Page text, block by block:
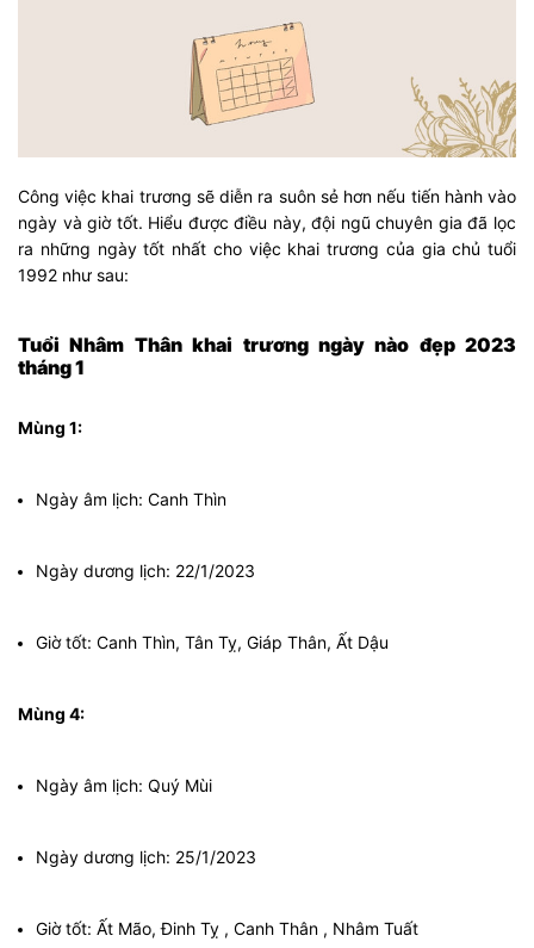
Công việc khai trương sẽ diễn ra suôn sẻ hơn nếu tiến hành vào
ngày và giờ tốt. Hiểu được điều này, đội ngũ chuyên gia đã lọc
ra những ngày tốt nhất cho việc khai trương của gia chủ tuổi
1992 như sau:
Tuổi Nhâm Thân khai trương ngày nào đẹp 2023
tháng 1
Mùng 1:
Ngày âm lịch: Canh Thìn
Ngày dương lịch: 22/1/2023
Giờ tốt: Canh Thìn, Tân Tỵ, Giáp Thân, Ất Dậu
Mùng 4:
Ngày âm lịch: Quý Mùi
Ngày dương lịch: 25/1/2023
Giờ tốt: Ất Mão, Đinh Tỵ , Canh Thân , Nhâm Tuất